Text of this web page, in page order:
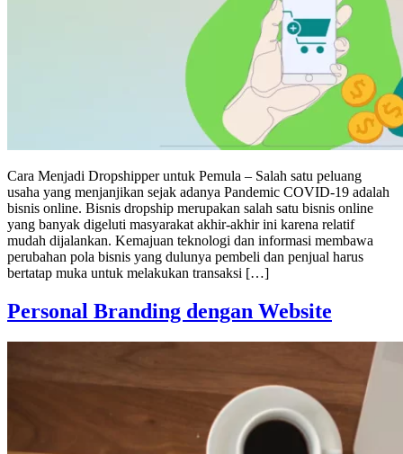
Cara Menjadi Dropshipper untuk Pemula – Salah satu peluang
usaha yang menjanjikan sejak adanya Pandemic COVID-19 adalah
bisnis online. Bisnis dropship merupakan salah satu bisnis online
yang banyak digeluti masyarakat akhir-akhir ini karena relatif
mudah dijalankan. Kemajuan teknologi dan informasi membawa
perubahan pola bisnis yang dulunya pembeli dan penjual harus
bertatap muka untuk melakukan transaksi […]
Personal Branding dengan Website